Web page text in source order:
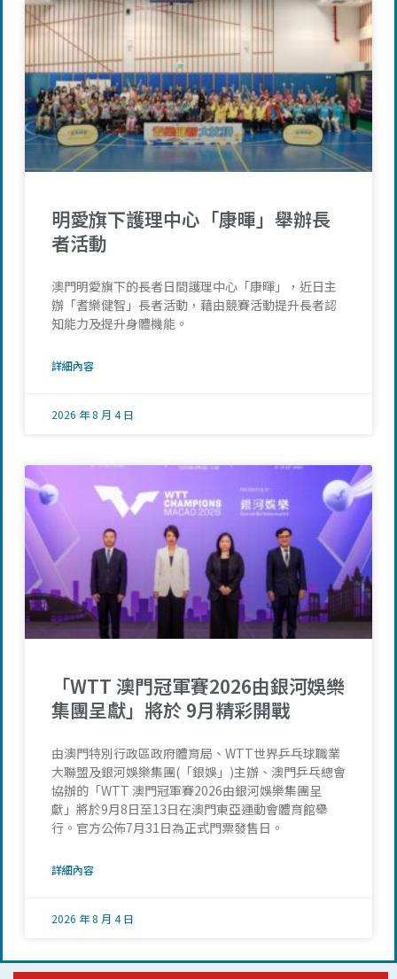
明愛旗下護理中心「康暉」舉辦長
者活動
澳門明愛旗下的長者日間護理中心「康暉」，近日主
辦「耆樂健智」長者活動，藉由競賽活動提升長者認
知能力及提升身體機能。
詳細內容
2026 年 8 月 4 日
「WTT 澳門冠軍賽2026由銀河娛樂
集團呈獻」將於 9月精彩開戰
由澳門特別行政區政府體育局、WTT世界乒乓球職業
大聯盟及銀河娛樂集團(「銀娛」)主辦、澳門乒乓總會
協辦的「WTT 澳門冠軍賽2026由銀河娛樂集團呈
獻」將於9月8日至13日在澳門東亞運動會體育館舉
行。官方公佈7月31日為正式門票發售日。
詳細內容
2026 年 8 月 4 日